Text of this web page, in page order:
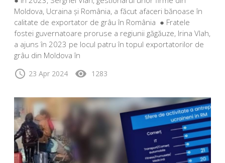
Moldova, Ucraina și România, a făcut afaceri bănoase în
calitate de exportator de grâu în România ● Fratele
fostei guvernatoare proruse a regiunii găgăuze, Irina Vlah,
a ajuns în 2023 pe locul patru în topul exportatorilor de
grâu din Moldova în
schedule 23 Apr 2024 visibility 1283